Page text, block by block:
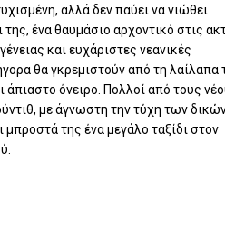
αλλά δεν παύει να νιώθει
ένα θαυμάσιο αρχοντικό στις
και ευχάριστες νεανικές
θα γκρεμιστούν από τη λαίλαπα
όνειρο. Πολλοί από τους
με άγνωστη την τύχη των
μπροστά της ένα μεγάλο ταξίδι στον